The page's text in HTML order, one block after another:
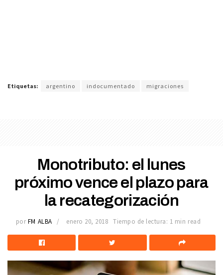
Etiquetas: argentino indocumentado migraciones
Monotributo: el lunes
próximo vence el plazo para
la recategorización
por FM ALBA enero 20, 2018 Tiempo de lectura: 1 min read